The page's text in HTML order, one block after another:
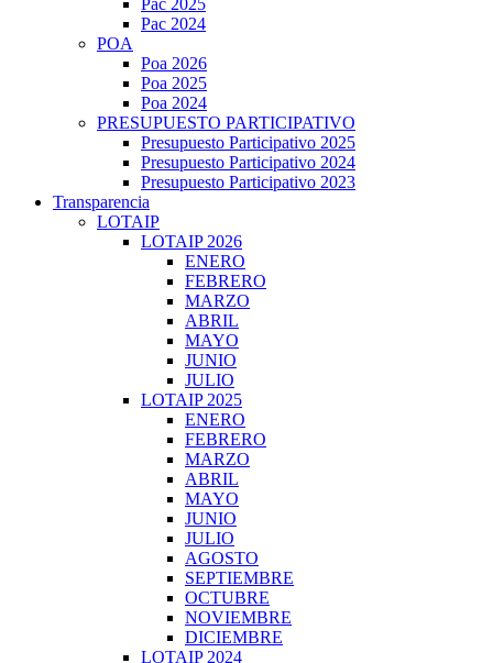
Pac 2025
Pac 2024
POA
Poa 2026
Poa 2025
Poa 2024
PRESUPUESTO PARTICIPATIVO
Presupuesto Participativo 2025
Presupuesto Participativo 2024
Presupuesto Participativo 2023
Transparencia
LOTAIP
LOTAIP 2026
ENERO
FEBRERO
MARZO
ABRIL
MAYO
JUNIO
JULIO
LOTAIP 2025
ENERO
FEBRERO
MARZO
ABRIL
MAYO
JUNIO
JULIO
AGOSTO
SEPTIEMBRE
OCTUBRE
NOVIEMBRE
DICIEMBRE
LOTAIP 2024